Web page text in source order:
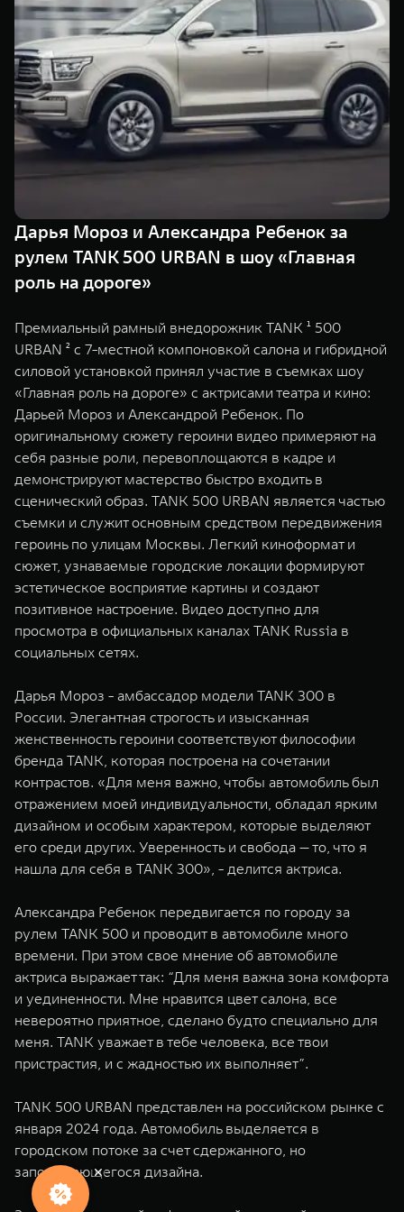
TANK 500
от 6 499 000 ₽
Сила
от 10 199
WEY 07
Расширяя границы комфорта
от 6 149 000 ₽
Эстетика
от 5 699
WEY 80
от 6 449 000 ₽ от 8 099
TANK Финансы
Корпоративным клиентам
TANK ФИНАНСЫ
TANK Кредит
TANK Лизинг
Сервис
Специальные предложения
Моторные масла
ЦИФРОВЫЕ СЕРВИСЫ TANK
Цифровые сервисы TANK
Дарья Мороз и Александра Ребенок за
рулем TANK 500 URBAN в шоу «Главная
роль на дороге»
Премиальный рамный внедорожник TANK ¹ 500
URBAN ² с 7-местной компоновкой салона и гибридной
силовой установкой принял участие в съемках шоу
«Главная роль на дороге» с актрисами театра и кино:
Дарьей Мороз и Александрой Ребенок. По
оригинальному сюжету героини видео примеряют на
себя разные роли, перевоплощаются в кадре и
демонстрируют мастерство быстро входить в
сценический образ. TANK 500 URBAN является частью
съемки и служит основным средством передвижения
героинь по улицам Москвы. Легкий киноформат и
сюжет, узнаваемые городские локации формируют
эстетическое восприятие картины и создают
позитивное настроение. Видео доступно для
просмотра в официальных каналах TANK Russia в
социальных сетях.
Дарья Мороз - амбассадор модели TANK 300 в
России. Элегантная строгость и изысканная
женственность героини соответствуют философии
бренда TANK, которая построена на сочетании
контрастов. «Для меня важно, чтобы автомобиль был
отражением моей индивидуальности, обладал ярким
дизайном и особым характером, которые выделяют
его среди других. Уверенность и свобода — то, что я
нашла для себя в TANK 300», - делится актриса.
Александра Ребенок передвигается по городу за
рулем TANK 500 и проводит в автомобиле много
времени. При этом свое мнение об автомобиле
актриса выражает так: “Для меня важна зона комфорта
и уединенности. Мне нравится цвет салона, все
невероятно приятное, сделано будто специально для
меня. TANK уважает в тебе человека, все твои
пристрастия, и с жадностью их выполняет”.
TANK 500 URBAN представлен на российском рынке с
января 2024 года. Автомобиль выделяется в
городском потоке за счет сдержанного, но
запоминающегося дизайна.